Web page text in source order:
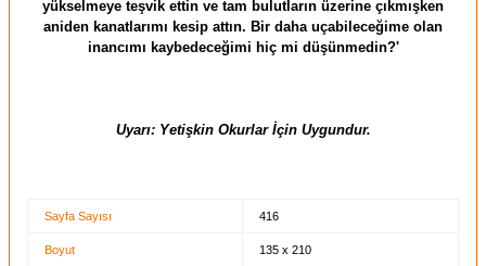
yükselmeye teşvik ettin ve tam bulutların üzerine çıkmışken
aniden kanatlarımı kesip attın. Bir daha uçabileceğime olan
inancımı kaybedeceğimi hiç mi düşünmedin?'
Uyarı: Yetişkin Okurlar İçin Uygundur.
Sayfa Sayısı 416
Boyut 135 x 210